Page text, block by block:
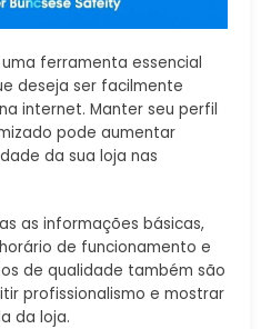
ferramenta essencial
deseja ser facilmente
internet. Manter seu perfil
pode aumentar
da sua loja nas
as informações básicas,
de funcionamento e
de qualidade também são
profissionalismo e mostrar
da loja.